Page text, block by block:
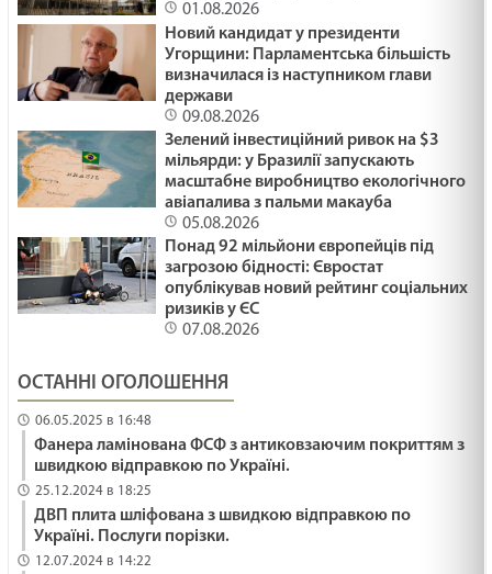
КОЛЯДА ДЛЯ ЗСУ /1478/ Майтеся файно
29.01.2025
ПРИХОВАНЕ ЗЛО /1477/ Майтеся файно
29.01.2025
РОСТИ ЯК ГІМАЛАЇ /1476/ Майтеся файно
29.01.2025
ДЕ МІЙ ГОЛІАФ? /1475/ Майтеся файно
29.01.2025
Час царювання Ісуса. Мт 4:12-17. Неділя після
Просвіщення
29.01.2025
01.08.2026
Новий кандидат у президенти
Угорщини: Парламентська більшість
визначилася із наступником глави
держави
09.08.2026
Зелений інвестиційний ривок на $3
мільярди: у Бразилії запускають
масштабне виробництво екологічного
авіапалива з пальми макауба
05.08.2026
Понад 92 мільйони європейців під
загрозою бідності: Євростат
опублікував новий рейтинг соціальних
ризиків у ЄС
07.08.2026
ОСТАННІ ОГОЛОШЕННЯ
06.05.2025 в 16:48
Фанера ламінована ФСФ з антиковзаючим покриттям з
швидкою відправкою по Україні.
25.12.2024 в 18:25
ДВП плита шліфована з швидкою відправкою по
Україні. Послуги порізки.
12.07.2024 в 14:22